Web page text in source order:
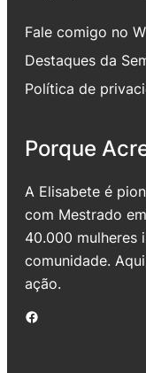
Fale comigo no
Destaques da
Política de
Porque
A Elisabete é
com Mestrado
40.000 mulheres
comunidade.
ação.
Facebook